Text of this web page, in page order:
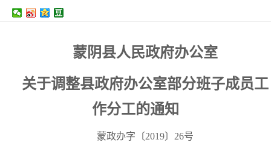
蒙阴县人民政府办公室
关于调整县政府办公室部分班子成员工
作分工的通知
蒙政办字〔2019〕26号